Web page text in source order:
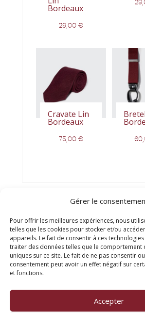
Gérer le
Pour offrir les meilleures expériences, nous
telles que les cookies pour stocker et/ou
appareils. Le fait de consentir à ces
traiter des données telles que le comportement
uniques sur ce site. Le fait de ne pas consentir
consentement peut avoir un effet négatif sur
et fonctions.
Accepter
Bordeaux
29,00 €
Cravate Lin
Bordeaux
75,00 €
© Titien 2025